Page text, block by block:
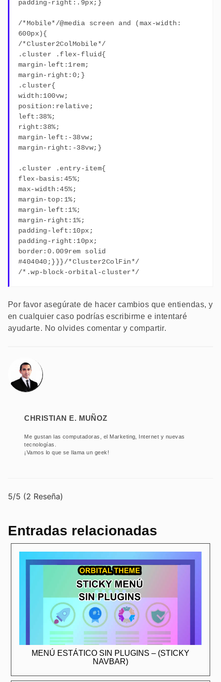
padding-right:.9px;}
/*Mobile*/@media screen and (max-width:
600px){
/*Cluster2ColMobile*/
.cluster .flex-fluid{
margin-left:1rem;
margin-right:0;}
.cluster{
width:100vw;
position:relative;
left:38%;
right:38%;
margin-left:-38vw;
margin-right:-38vw;}
.cluster .entry-item{
flex-basis:45%;
max-width:45%;
margin-top:1%;
margin-left:1%;
margin-right:1%;
padding-left:10px;
padding-right:10px;
border:0.009rem solid
#404040;}}}/*Cluster2ColFin*/
/*.wp-block-orbital-cluster*/
Por favor asegúrate de hacer cambios que entiendas, y
en cualquier caso podrías escribirme e intentaré
ayudarte. No olvides comentar y compartir.
Christian E. Muñoz
Me gustan las computadoras, el Marketing, Internet y nuevas
tecnologías.
¡Vamos lo que se llama un geek!
5/5 (2 Reseña)
Entradas relacionadas
MENÚ ESTÁTICO SIN PLUGINS – (STICKY
NAVBAR)